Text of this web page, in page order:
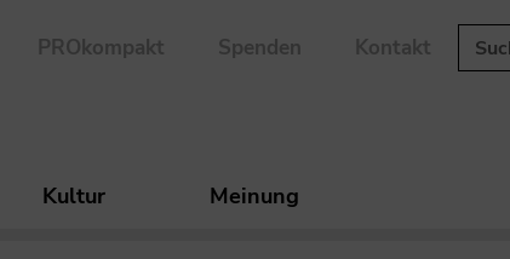
PROkompakt Spenden Kontakt
Kultur Meinung